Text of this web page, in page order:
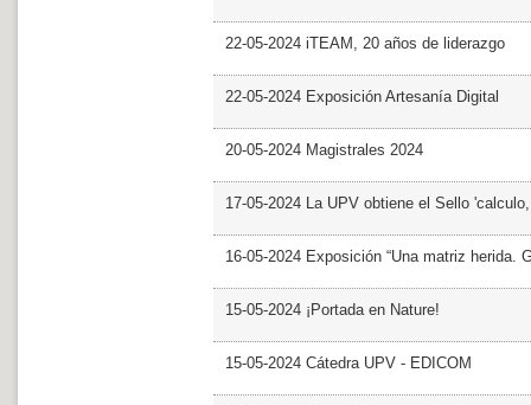
22-05-2024 iTEAM, 20 años de liderazgo
22-05-2024 Exposición Artesanía Digital
20-05-2024 Magistrales 2024
17-05-2024 La UPV obtiene el Sello
16-05-2024 Exposición “Una matriz herida.
15-05-2024 ¡Portada en Nature!
15-05-2024 Cátedra UPV - EDICOM